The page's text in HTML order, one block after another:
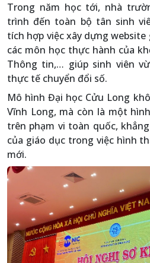
Trong năm học tới, nhà
trình đến toàn bộ tân sinh
tích hợp việc xây dựng
các môn học thực hành của
Thông tin,… giúp sinh viên
thực tế chuyển đổi số.
Mô hình Đại học Cửu Long
Vĩnh Long, mà còn là một
trên phạm vi toàn quốc,
của giáo dục trong việc hình
mới.